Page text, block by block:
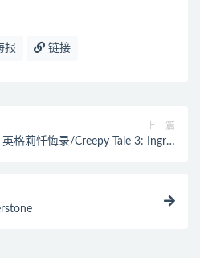
报 链接
上一篇
格莉忏悔录/Creepy Tale 3: Ingrid